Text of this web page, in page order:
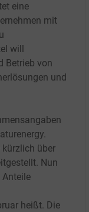
eine
mit
will
Betrieb von
und
kürzlich über
Nun
Anteile
heißt. Die